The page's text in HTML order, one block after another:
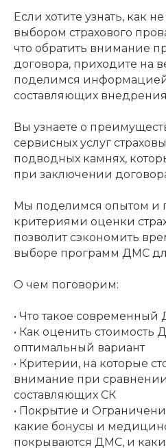
Если хотите узнать, как
выбором страхового
что обратить внимание
договора, приходите на
поделимся
составляющих
Вы узнаете о
сервисных услуг
подводных камнях,
при заключении
Мы поделимся опытом и
критериями оценки
позволит сэкономить
выборе программ ДМС
О чем поговорим:
• Что такое
• Как оценить стоимость
оптимальный вариант
• Критерии, на которые
внимание при
составляющих СК
• Покрытие и
какие бонусы и
покрываются ДМС, и